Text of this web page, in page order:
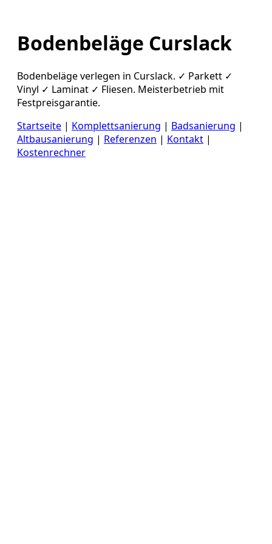
Bodenbeläge Curslack
Bodenbeläge verlegen in Curslack. ✓ Parkett ✓
Vinyl ✓ Laminat ✓ Fliesen. Meisterbetrieb mit
Festpreisgarantie.
Startseite | Komplettsanierung | Badsanierung |
Altbausanierung | Referenzen | Kontakt |
Kostenrechner